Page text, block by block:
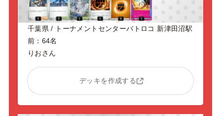
千葉県 / トーナメントセンターバトロコ 新津田沼駅
前：64名
りおさん
デッキを作成する